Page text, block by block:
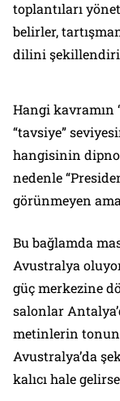
toplantıları
belirler,
dilini
Hangi kavramın
“tavsiye”
hangisinin
nedenle
görünmeyen
Bu bağlamda
Avustralya
güç merkezine
salonlar
metinlerin
Avustralya’da
kalıcı hale